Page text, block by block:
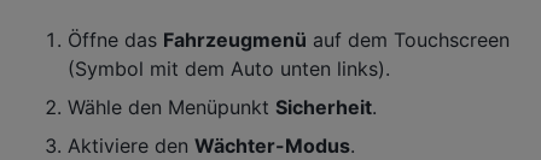
Öffne das Fahrzeugmenü auf dem Touchscreen
(Symbol mit dem Auto unten links).
Wähle den Menüpunkt Sicherheit.
Aktiviere den Wächter-Modus.